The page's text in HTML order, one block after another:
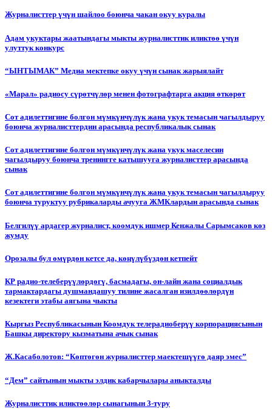
Журналисттер үчүн шайлоо боюнча чакан окуу куралы
Адам укуктары жаатындагы мыкты журналисттик иликтөө үчүн
улуттук конкурс
“ЫНТЫМАК” Медиа мектепке окуу үчүн сынак жарыялайт
«Марал» радиосу сүрөтчүлөр менен фотографтарга акция өткөрөт
Сот адилеттигине болгон мүмкүнчүлүк жана укук темасын чагылдыруу
боюнча журналисттердин арасында республикалык сынак
Сот адилеттигине болгон мүмкүнчүлүк жана укук маселесин
чагылдыруу боюнча тренингге катышууга журналисттер арасында
сынак
Сот адилеттигине болгон мүмкүнчүлүк жана укук темасын чагылдыруу
боюнча туруктуу рубрикаларды ачууга ЖМКлардын арасында сынак
Белгилүү ардагер журналист, коомдук ишмер Кенжалы Сарымсаков көз
жумду
Орозалы бул өмүрдөн кетсе да, көңүлүбүздөн кетпейт
КР радио-телеберүүлөрдөгү, басмадагы, он-лайн жана социалдык
тармактардагы душмандашуу тилине жасалган изилдөөлөрдүн
кезектеги этабы аягына чыкты
Кыргыз Республикасынын Коомдук телерадиоберүү корпорациясынын
Башкы директору кызматына ачык сынак
Ж.Касаболотов: “Көптөгөн журналисттер маектешүүгө даяр эмес”
“Дем” сайтынын мыкты элдик кабарчылары аныкталды
Журналисттик иликтөөлөр сынагынын 3-туру